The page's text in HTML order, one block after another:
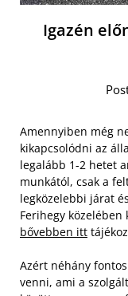
Igazén
Amennyiben még
kikapcsolódni az
legalább 1-2 hetet
munkától, csak a
legközelebbi járat
Ferihegy
bővebben itt
Azért néhány
venni, ami a